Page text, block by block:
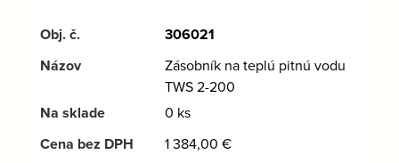
306021
Zásobník na teplú pitnú vodu
TWS 2-200
0 ks
1 384,00 €